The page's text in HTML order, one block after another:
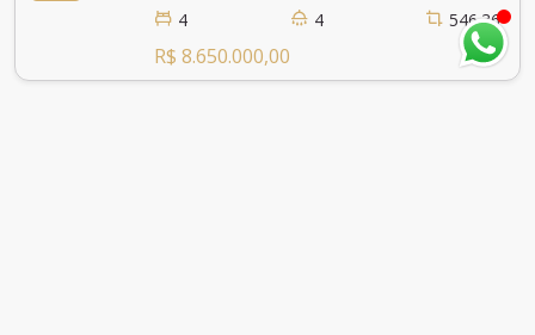
4 4 546.36
R$ 8.650.000,00